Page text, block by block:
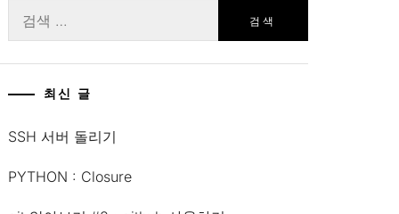
색:
최신 글
SSH 서버 돌리기
PYTHON : Closure